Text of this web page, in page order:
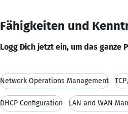
Fähigkeiten und
Logg Dich jetzt ein, um das ganze
Network Operations Management
DHCP Configuration LAN and WAN